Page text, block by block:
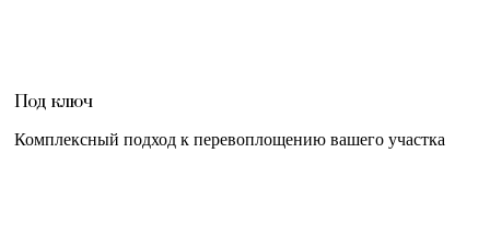
Под ключ
Комплексный подход к перевоплощению вашего участка